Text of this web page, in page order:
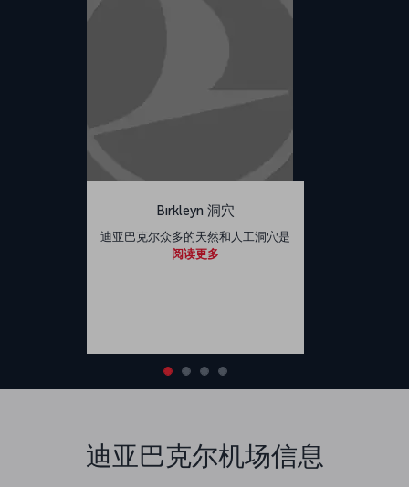
Bırkleyn 洞穴
迪亚巴克尔众多的天然和人工洞穴是
阅读更多
迪亚巴克尔机场信息